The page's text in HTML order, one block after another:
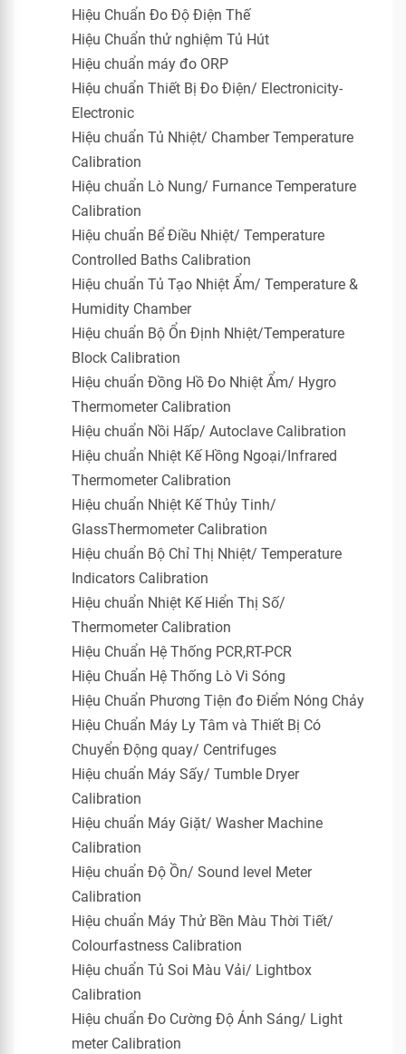
Hiệu Chuẩn Đo Độ Điện Thế
Hiệu Chuẩn thử nghiệm Tủ Hút
Hiệu chuẩn máy đo ORP
Hiệu chuẩn Thiết Bị Đo Điện/ Electronicity-
Electronic
Hiệu chuẩn Tủ Nhiệt/ Chamber Temperature
Calibration
Hiệu chuẩn Lò Nung/ Furnance Temperature
Calibration
Hiệu chuẩn Bể Điều Nhiệt/ Temperature
Controlled Baths Calibration
Hiệu chuẩn Tủ Tạo Nhiệt Ẩm/ Temperature &
Humidity Chamber
Hiệu chuẩn Bộ Ổn Định Nhiệt/Temperature
Block Calibration
Hiệu chuẩn Đồng Hồ Đo Nhiệt Ẩm/ Hygro
Thermometer Calibration
Hiệu chuẩn Nồi Hấp/ Autoclave Calibration
Hiệu chuẩn Nhiệt Kế Hồng Ngoại/Infrared
Thermometer Calibration
Hiệu chuẩn Nhiệt Kế Thủy Tinh/
GlassThermometer Calibration
Hiệu chuẩn Bộ Chỉ Thị Nhiệt/ Temperature
Indicators Calibration
Hiệu chuẩn Nhiệt Kế Hiển Thị Số/
Thermometer Calibration
Hiệu Chuẩn Hệ Thống PCR,RT-PCR
Hiệu Chuẩn Hệ Thống Lò Vi Sóng
Hiệu Chuẩn Phương Tiện đo Điểm Nóng Chảy
Hiệu Chuẩn Máy Ly Tâm và Thiết Bị Có
Chuyển Động quay/ Centrifuges
Hiệu chuẩn Máy Sấy/ Tumble Dryer
Calibration
Hiệu chuẩn Máy Giặt/ Washer Machine
Calibration
Hiệu chuẩn Độ Ồn/ Sound level Meter
Calibration
Hiệu chuẩn Máy Thử Bền Màu Thời Tiết/
Colourfastness Calibration
Hiệu chuẩn Tủ Soi Màu Vải/ Lightbox
Calibration
Hiệu chuẩn Đo Cường Độ Ánh Sáng/ Light
meter Calibration